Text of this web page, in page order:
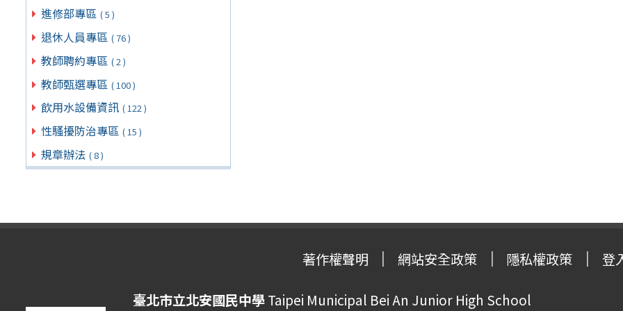
進修部專區 ( 5 )
退休人員專區 ( 76 )
教師聘約專區 ( 2 )
教師甄選專區 ( 100 )
飲用水設備資訊 ( 122 )
性騷擾防治專區 ( 15 )
規章辦法 ( 8 )
著作權聲明 網站安全政策 隱私權政策 登
臺北市立北安國民中學Taipei Municipal Bei An Junior High School